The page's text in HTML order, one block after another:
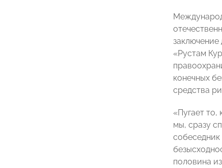
«Рустам
конечных
средства
«Пугает то,
мы, сразу
собеседник
половина